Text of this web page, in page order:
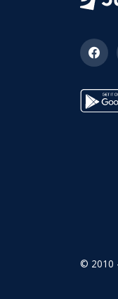
© 2010